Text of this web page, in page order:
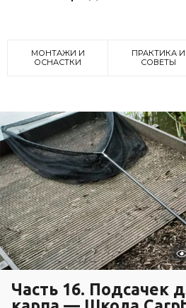
МОНТАЖИ И
ОСНАСТКИ
ПРАКТИКА И
СОВЕТЫ
Часть 16. Подсачек